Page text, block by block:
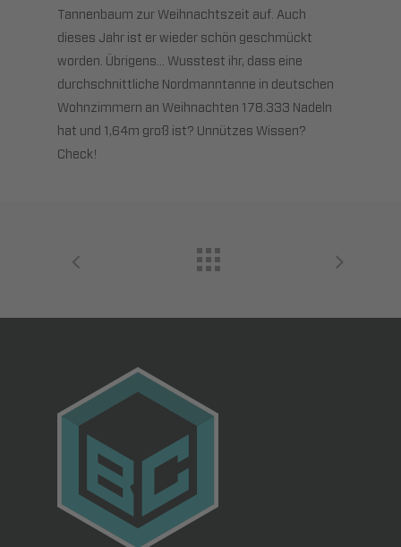
Tannenbaum zur Weihnachtszeit auf. Auch
dieses Jahr ist er wieder schön geschmückt
worden. Übrigens… Wusstest ihr, dass eine
durchschnittliche Nordmanntanne in deutschen
Wohnzimmern an Weihnachten 178.333 Nadeln
hat und 1,64m groß ist? Unnützes Wissen?
Check!